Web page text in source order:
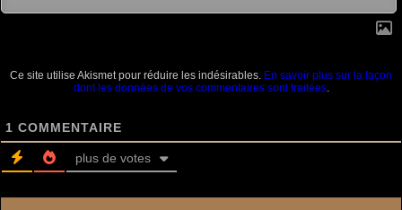
Ce site utilise Akismet pour réduire les indésirables. En savoir plus sur la façon
dont les données de vos commentaires sont traitées.
1 COMMENTAIRE
plus de votes